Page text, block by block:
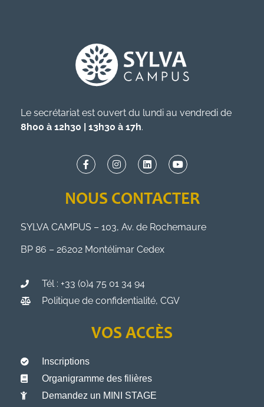
Le secrétariat est ouvert du lundi au vendredi de
8h00 à 12h30 | 13h30 à 17h.
NOUS CONTACTER
SYLVA CAMPUS – 103, Av. de Rochemaure
BP 86 – 26202 Montélimar Cedex
Tél : +33 (0)4 75 01 34 94
Politique de confidentialité, CGV
VOS ACCÈS
Inscriptions
Organigramme des filières
Demandez un MINI STAGE